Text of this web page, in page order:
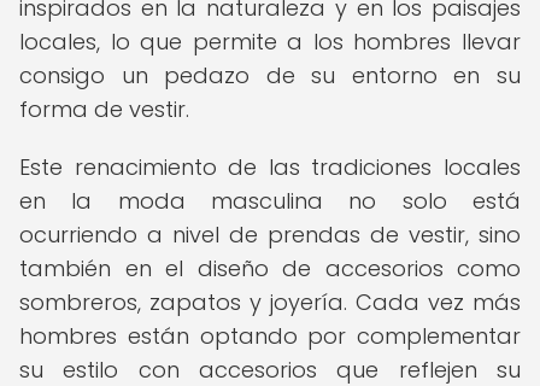
inspirados en la naturaleza y en los paisajes
locales, lo que permite a los hombres llevar
consigo un pedazo de su entorno en su
forma de vestir.
Este renacimiento de las tradiciones locales
en la moda masculina no solo está
ocurriendo a nivel de prendas de vestir, sino
también en el diseño de accesorios como
sombreros, zapatos y joyería. Cada vez más
hombres están optando por complementar
su estilo con accesorios que reflejen su